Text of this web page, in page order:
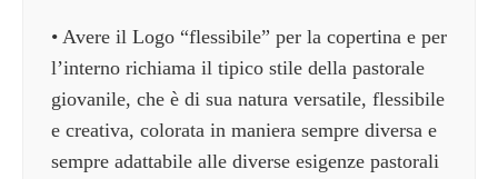
• Avere il Logo “flessibile” per la copertina e per
l’interno richiama il tipico stile della pastorale
giovanile, che è di sua natura versatile, flessibile
e creativa, colorata in maniera sempre diversa e
sempre adattabile alle diverse esigenze pastorali